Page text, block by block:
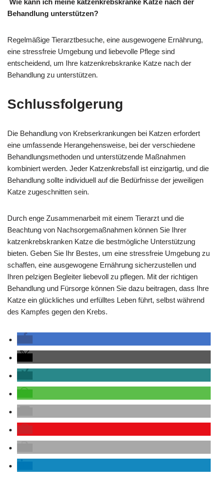
Wie kann ich meine katzenkrebskranke Katze nach der
Behandlung unterstützen?
Regelmäßige Tierarztbesuche, eine ausgewogene Ernährung,
eine stressfreie Umgebung und liebevolle Pflege sind
entscheidend, um Ihre katzenkrebskranke Katze nach der
Behandlung zu unterstützen.
Schlussfolgerung
Die Behandlung von Krebserkrankungen bei Katzen erfordert
eine umfassende Herangehensweise, bei der verschiedene
Behandlungsmethoden und unterstützende Maßnahmen
kombiniert werden. Jeder Katzenkrebsfall ist einzigartig, und die
Behandlung sollte individuell auf die Bedürfnisse der jeweiligen
Katze zugeschnitten sein.
Durch enge Zusammenarbeit mit einem Tierarzt und die
Beachtung von Nachsorgemaßnahmen können Sie Ihrer
katzenkrebskranken Katze die bestmögliche Unterstützung
bieten. Geben Sie Ihr Bestes, um eine stressfreie Umgebung zu
schaffen, eine ausgewogene Ernährung sicherzustellen und
Ihren pelzigen Begleiter liebevoll zu pflegen. Mit der richtigen
Behandlung und Fürsorge können Sie dazu beitragen, dass Ihre
Katze ein glückliches und erfülltes Leben führt, selbst während
des Kampfes gegen den Krebs.